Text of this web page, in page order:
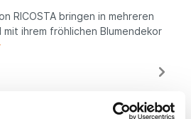
RICOSTA bringen in mehreren
ihrem fröhlichen Blumendekor